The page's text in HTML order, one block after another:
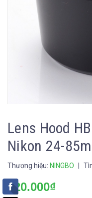
Lens Hood
Nikon 24-
Thương hiệu: NINGBO
120.000₫